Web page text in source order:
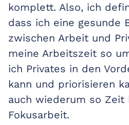
komplett. Also, ich
dass ich eine gesunde
zwischen Arbeit und
meine Arbeitszeit so
ich Privates in den
kann und priorisieren
auch wiederum so Zeit
Fokusarbeit.